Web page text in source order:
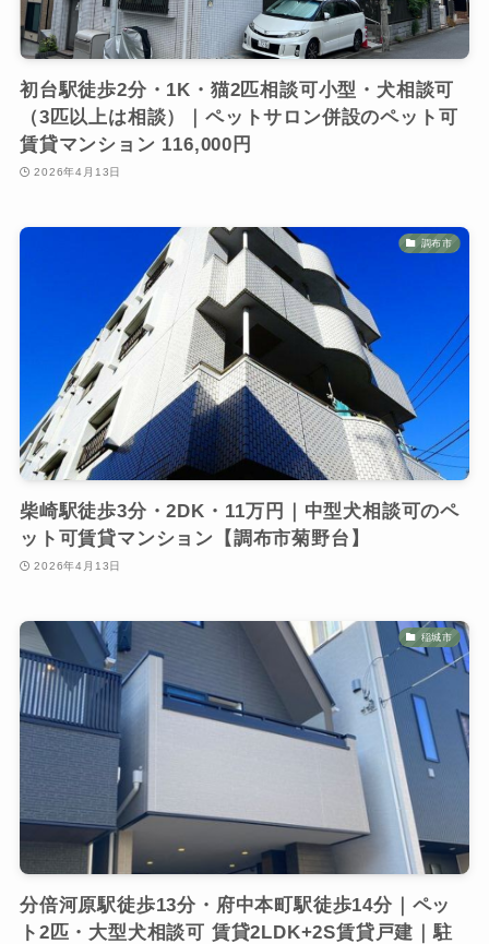
初台駅徒歩2分・1K・猫2匹相談可小型・犬相談可
（3匹以上は相談）｜ペットサロン併設のペット可
賃貸マンション 116,000円
2026年4月13日
調布市
柴崎駅徒歩3分・2DK・11万円｜中型犬相談可のペ
ット可賃貸マンション【調布市菊野台】
2026年4月13日
稲城市
分倍河原駅徒歩13分・府中本町駅徒歩14分｜ペッ
ト2匹・大型犬相談可 賃貸2LDK+2S賃貸戸建｜駐